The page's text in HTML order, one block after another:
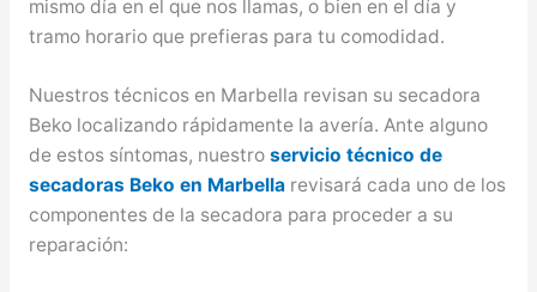
mismo día en el que nos llamas, o bien en el día y
tramo horario que prefieras para tu comodidad.
Nuestros técnicos en Marbella revisan su secadora
Beko localizando rápidamente la avería. Ante alguno
de estos síntomas, nuestro servicio técnico de
secadoras Beko en Marbellarevisará cada uno de los
componentes de la secadora para proceder a su
reparación: